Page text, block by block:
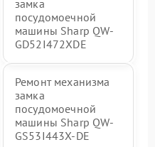
замка
посудомоечной
машины Sharp QW-
GD52I472XDE
Ремонт механизма
замка
посудомоечной
машины Sharp QW-
GS53I443X-DE